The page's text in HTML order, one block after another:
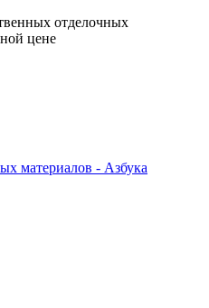
отделочных
цене